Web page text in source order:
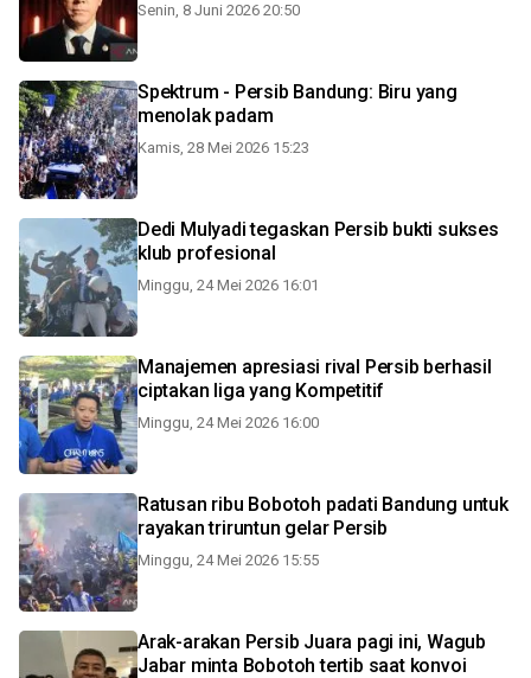
Senin, 8 Juni 2026 20:50
Spektrum - Persib Bandung: Biru yang
menolak padam
Kamis, 28 Mei 2026 15:23
Dedi Mulyadi tegaskan Persib bukti sukses
klub profesional
Minggu, 24 Mei 2026 16:01
Manajemen apresiasi rival Persib berhasil
ciptakan liga yang Kompetitif
Minggu, 24 Mei 2026 16:00
Ratusan ribu Bobotoh padati Bandung untuk
rayakan triruntun gelar Persib
Minggu, 24 Mei 2026 15:55
Arak-arakan Persib Juara pagi ini, Wagub
Jabar minta Bobotoh tertib saat konvoi